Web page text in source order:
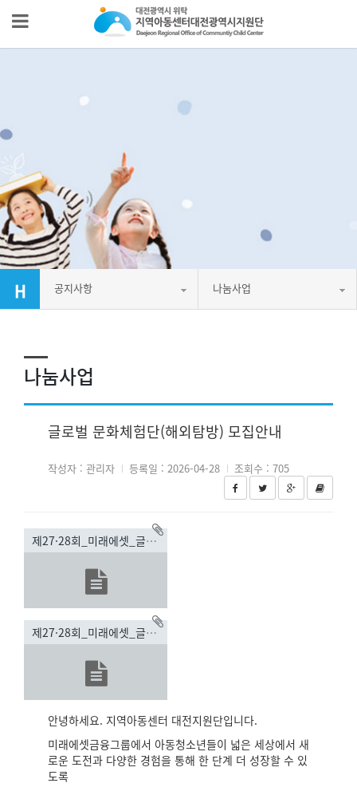
공지사항 나눔사업
나눔사업
글로벌 문화체험단(해외탐방) 모집안내
작성자 : 관리자 등록일 : 2026-04-28 조회수 : 705
제27·28회_미래에셋_글로벌_문화체험단_모집포스터.pdf(617.35KB)
제27·28회_미래에셋_글로벌_문화체험단_모집안내문.pdf(4659.3KB)
안녕하세요. 지역아동센터 대전지원단입니다.
미래에셋금융그룹에서 아동청소년들이 넓은 세상에서 새
로운 도전과 다양한 경험을 통해 한 단계 더 성장할 수 있
도록